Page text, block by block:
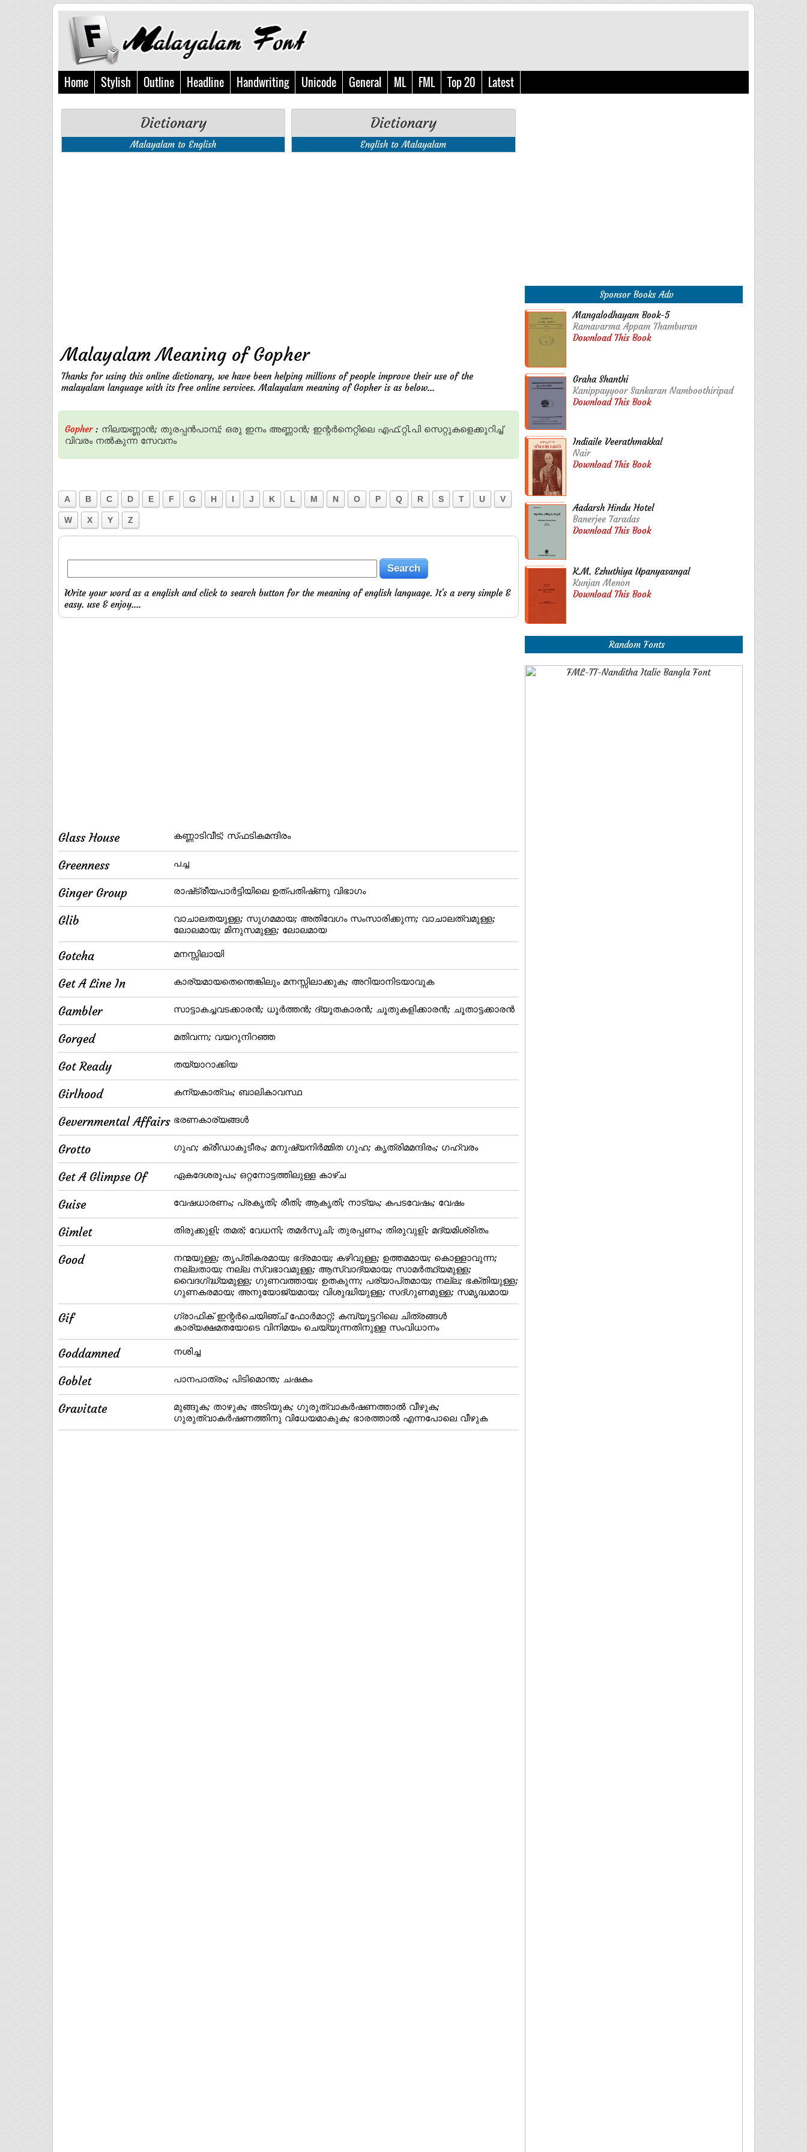
Home Stylish Outline Headline Handwriting Unicode General ML FML Top 20 Latest
Dictionary
Malayalam to English
Dictionary
English to Malayalam
Malayalam Meaning of Gopher
Thanks for using this online dictionary, we have been helping millions of people improve their use of the
malayalam language with its free online services. Malayalam meaning of Gopher is as below...
Gopher: നിലയണ്ണാന്‍; തുരപ്പന്‍പാമ്പ്‌; ഒരു ഇനം അണ്ണാന്‍; ഇന്റര്‍നെറ്റിലെ എഫ്‌.റ്റി.പി സെറ്റുകളെക്കുറിച്ച്‌
വിവരം നല്‍കുന്ന സേവനം
A B C D E F G H I J K L M N O P Q R S T U V
W X Y Z
Write your word as a english and click to search button for the meaning of english language. It's a very simple &
easy. use & enjoy....
Glass House കണ്ണാടിവീട്‌; സ്‌ഫടികമന്ദിരം
Greenness പച്ച
Ginger Group രാഷ്‌ട്രീയപാര്‍ട്ടിയിലെ ഉത്‌പതിഷ്‌ണു വിഭാഗം
Glib
വാചാലതയുള്ള; സുഗമമായ; അതിവേഗം സംസാരിക്കുന്ന; വാചാലത്വമുള്ള;
ലോലമായ; മിനുസമുള്ള; ലോലമായ
Gotcha മനസ്സിലായി
Get A Line In കാര്യമായതെന്തെങ്കിലും മനസ്സിലാക്കുക; അറിയാനിടയാവുക
Gambler സാട്ടാകച്ചവടക്കാരന്‍; ധൂര്‍ത്തന്‍; ദ്യൂതകാരന്‍; ചൂതുകളിക്കാരന്‍; ചൂതാട്ടക്കാരന്‍
Gorged മതിവന്ന; വയറുനിറഞ്ഞ
Got Ready തയ്യാറാക്കിയ
Girlhood കന്യകാത്വം; ബാലികാവസ്ഥ
Gevernmental Affairs ഭരണകാര്യങ്ങള്‍
Grotto ഗുഹ; ക്രീഡാകുടീരം; മനുഷ്യനിര്‍മ്മിത ഗുഹ; കൃത്രിമമന്ദിരം; ഗഹ്വരം
Get A Glimpse Of ഏകദേശരൂപം; ഒറ്റനോട്ടത്തിലുള്ള കാഴ്‌ച
Guise വേഷധാരണം; പ്രകൃതി; രീതി; ആകൃതി; നാട്യം; കപടവേഷം; വേഷം
Gimlet തിരുക്കുളി; തമര്; വേധനി; തമര്‍സൂചി; തുരപ്പണം; തിരുവുളി; മദ്യമിശ്രിതം
Good
നന്മയുള്ള; തൃപ്‌തികരമായ; ഭദ്രമായ; കഴിവുള്ള; ഉത്തമമായ; കൊള്ളാവുന്ന;
നല്ലതായ; നല്ല സ്വഭാവമുള്ള; ആസ്വാദ്യമായ; സാമര്‍ത്ഥ്യമുള്ള;
വൈദഗ്‌ദ്ധ്യമുള്ള; ഗുണവത്തായ; ഉതകുന്ന; പര്യാപ്‌തമായ; നല്ല; ഭക്തിയുള്ള;
ഗുണകരമായ; അനുയോജ്യമായ; വിശുദ്ധിയുള്ള; സദ്‌ഗുണമുള്ള; സമൃദ്ധമായ
Gif
ഗ്രാഫിക്‌ ഇന്റര്‍ചെയിഞ്ച്‌ ഫോര്‍മാറ്റ്‌; കമ്പ്യൂട്ടറിലെ ചിത്രങ്ങള്‍
കാര്യക്ഷമതയോടെ വിനിമയം ചെയ്യുന്നതിനുള്ള സംവിധാനം
Goddamned നശിച്ച
Goblet പാനപാത്രം; പിടിമൊന്ത; ചഷകം
Gravitate
മുങ്ങുക; താഴുക; അടിയുക; ഗുരുത്വാകര്‍ഷണത്താല്‍ വീഴുക;
ഗുരുത്വാകര്‍ഷണത്തിനു വിധേയമാകുക; ഭാരത്താല്‍ എന്നപോലെ വീഴുക
Sponsor Books Adv
Mangalodhayam Book-5
Ramavarma Appam Thamburan
Download This Book
Graha Shanthi
Kanippayyoor Sankaran Namboothiripad
Download This Book
Indiaile Veerathmakkal
Nair
Download This Book
Aadarsh Hindu Hotel
Banerjee Taradas
Download This Book
K.M. Ezhuthiya Upanyasangal
Kunjan Menon
Download This Book
Random Fonts